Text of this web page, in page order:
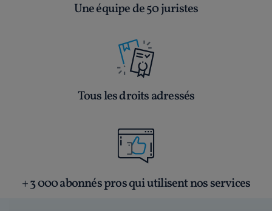
Une équipe de 50 juristes
Tous les droits adressés
+ 3 000 abonnés pros qui utilisent nos services